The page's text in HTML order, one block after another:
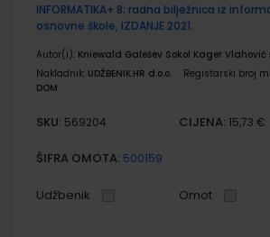
INFORMATIKA+ 8; radna bilježnica iz
osnovne škole, IZDANJE 2021.
Autor(i): Kniewald Galešev Sokol Kager
Nakladnik: UDŽBENIK.HR d.o.o. Registarski broj
DOM
SKU: 569204 CIJENA: 15,73 €
ŠIFRA OMOTA: 500159
Udžbenik Omot